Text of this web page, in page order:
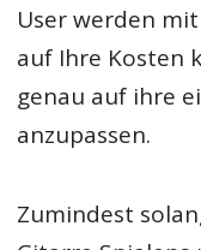
User werden
auf Ihre Kosten
genau auf ihre
anzupassen.
Zumindest